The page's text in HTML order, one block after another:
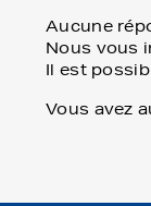
Aucune
Nous vous
Il est
Vous avez